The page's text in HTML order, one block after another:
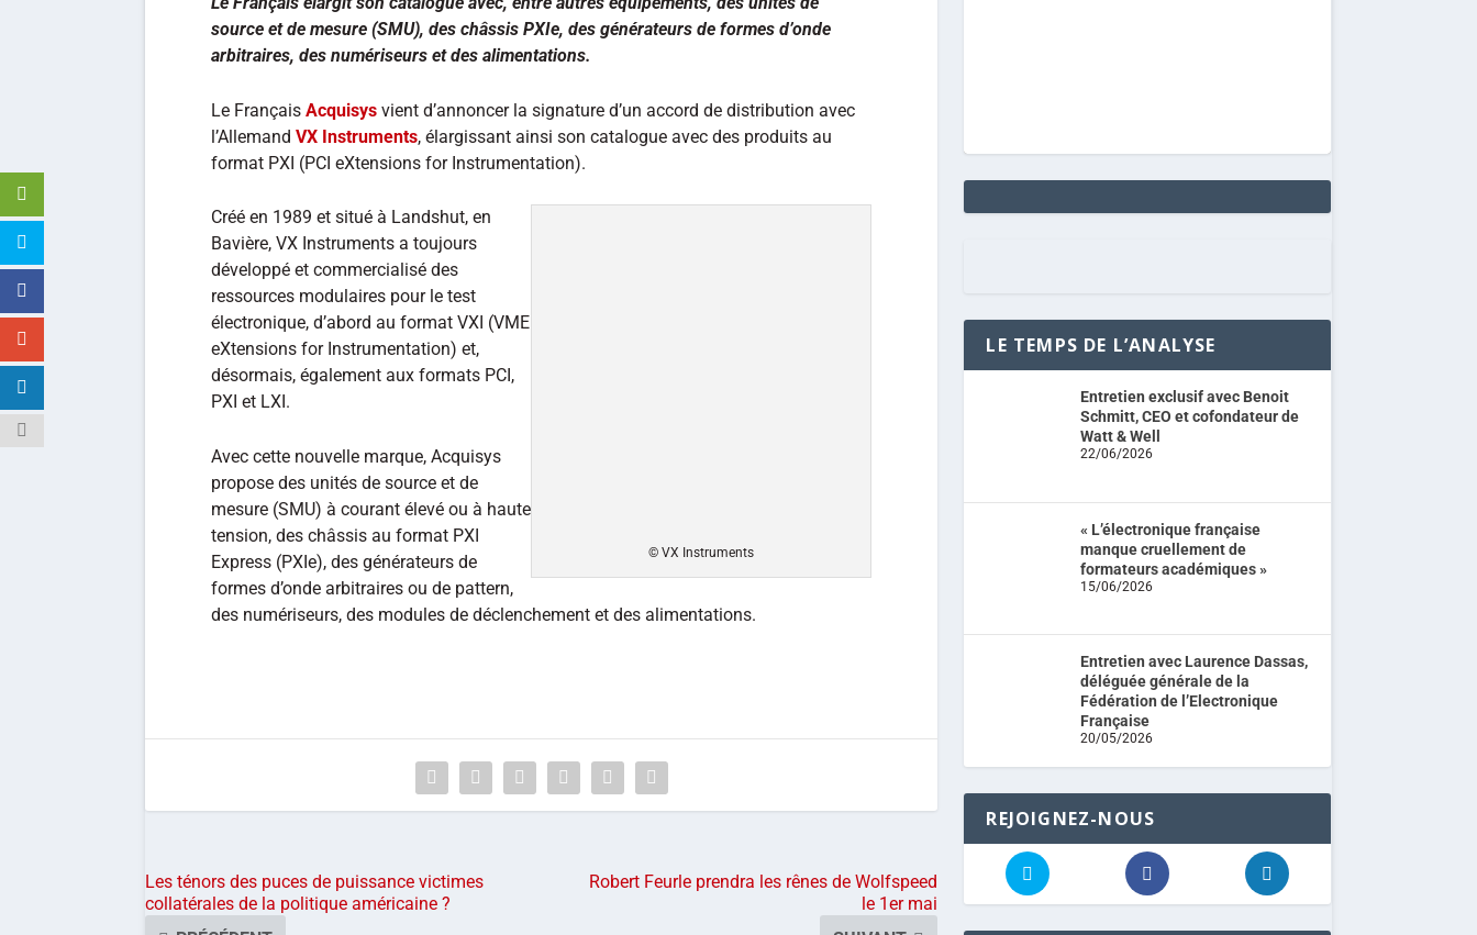
source et de mesure (SMU), des châssis PXIe, des générateurs de formes d’onde
arbitraires, des numériseurs et des alimentations.
Le Français Acquisys vient d’annoncer la signature d’un accord de distribution avec
l’Allemand VX Instruments, élargissant ainsi son catalogue avec des produits au
format PXI (PCI eXtensions for Instrumentation).
© VX Instruments
Créé en 1989 et situé à Landshut, en
Bavière, VX Instruments a toujours
développé et commercialisé des
ressources modulaires pour le test
électronique, d’abord au format VXI (VME
eXtensions for Instrumentation) et,
désormais, également aux formats PCI,
PXI et LXI.
Avec cette nouvelle marque, Acquisys
propose des unités de source et de
mesure (SMU) à courant élevé ou à haute
tension, des châssis au format PXI
Express (PXIe), des générateurs de
formes d’onde arbitraires ou de pattern,
des numériseurs, des modules de déclenchement et des alimentations.
Les ténors des puces de puissance victimes
collatérales de la politique américaine ?
Robert Feurle prendra les rênes de Wolfspeed
le 1er mai
LE TEMPS DE L’ANALYSE
Entretien exclusif avec Benoit
Schmitt, CEO et cofondateur de
Watt & Well
22/06/2026
« L’électronique française
manque cruellement de
formateurs académiques »
15/06/2026
Entretien avec Laurence Dassas,
déléguée générale de la
Fédération de l’Electronique
Française
20/05/2026
REJOIGNEZ-NOUS